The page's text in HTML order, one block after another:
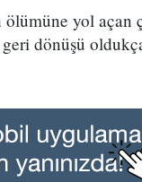
yol açan
dönüşü